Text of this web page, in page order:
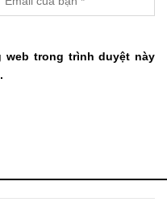
web trong trình duyệt này